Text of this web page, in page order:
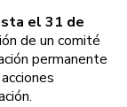
el 31 de
de un comité
permanente